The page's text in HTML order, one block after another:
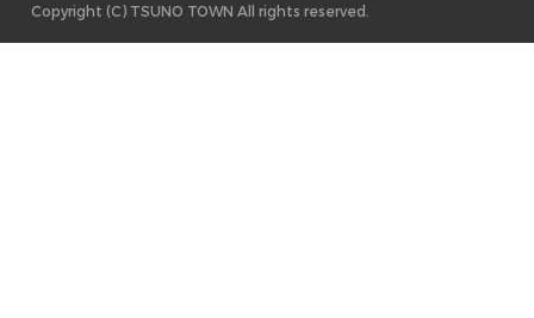
Copyright (C) TSUNO TOWN All rights reserved.